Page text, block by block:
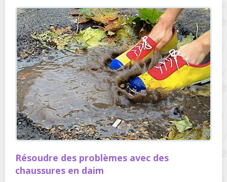
Résoudre des problèmes avec des
chaussures en daim